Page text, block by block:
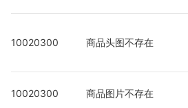
10020300 商品头图不存在
10020300 商品图片不存在